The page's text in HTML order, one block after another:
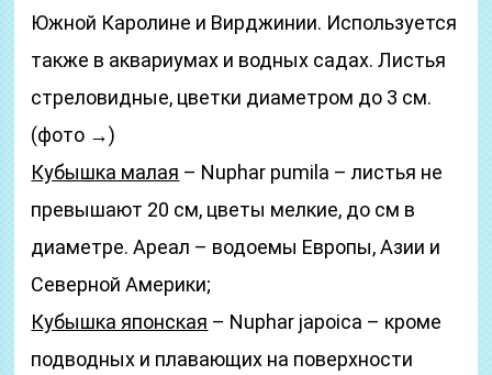
Южной Каролине и Вирджинии. Используется
также в аквариумах и водных садах. Листья
стреловидные, цветки диаметром до 3 см.
(фото →)
Кубышка малая – Nuphar pumila – листья не
превышают 20 см, цветы мелкие, до см в
диаметре. Ареал – водоемы Европы, Азии и
Северной Америки;
Кубышка японская – Nuphar japoica – кроме
подводных и плавающих на поверхности